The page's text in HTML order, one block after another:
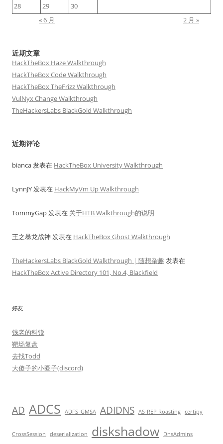
28
29
30
« 6 月
2 月 »
近期文章
HackTheBox Haze Walkthrough
HackTheBox Code Walkthrough
HackTheBox TheFrizz Walkthrough
VulNyx Change Walkthrough
TheHackersLabs BlackGold Walkthrough
近期评论
bianca发表在 HackTheBox University Walkthrough
LynnJY发表在 HackMyVm Up Walkthrough
TommyGap发表在 关于HTB Walkthrough的说明
王之暴龙战神 发表在 HackTheBox Ghost Walkthrough
TheHackersLabs BlackGold Walkthrough | 随想杂趣 发表在
HackTheBox Active Directory 101, No.4, Blackfield
好友
钱老的科锐
靶场复盘
去找Todd
大傻子的小圈子(discord)
AD ADCS ADFS_GMSA ADIDNS AS-REP Roasting certipy
CrossSession deserialization diskshadow DnsAdmins